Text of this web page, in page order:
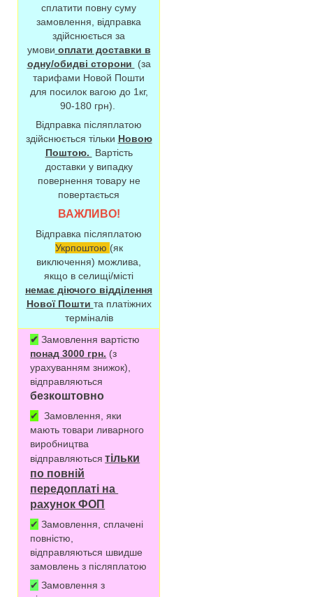
сплатити повну суму
замовлення, відправка
здійснюється за
умови оплати доставки в
одну/обидві сторони
(за
тарифами Новой Пошти
для посилок вагою до 1кг,
90-180 грн).
Відправка післяплатою
здійснюється тільки Новою
Поштою.
Вартість
доставки у випадку
повернення товару не
повертається
ВАЖЛИВО!
Відправка післяплатою
Укрпоштою (як
виключення) можлива,
якщо в селищі/місті
немає діючого відділення
Нової Пошти та платіжних
терміналів
✔ Замовлення вартістю
понад 3000 грн. (з
урахуванням знижок),
відправляються
безкоштовно
✔
Замовлення, яки
мають товари ливарного
виробництва
відправляються тільки
по повній
передоплаті на
рахунок ФОП
✔ Замовлення, сплачені
повністю,
відправляються швидше
замовлень з післяплатою
✔ Замовлення з